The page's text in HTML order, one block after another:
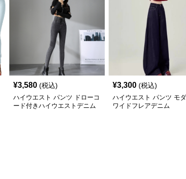
¥3,580 (税込)
ハイウエスト パンツ ドローコ
ード付きハイウエストデニム
¥3,300 (税込)
ハイウエスト パンツ モ
ワイドフレアデニム